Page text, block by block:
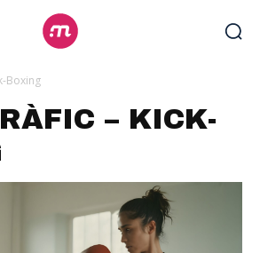
Boxing
– KICK-